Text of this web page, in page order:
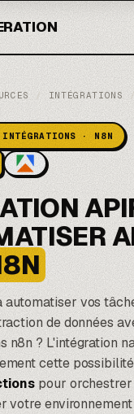
/ INTÉGRATIONS /
INTÉGRATIONS · N8N
automatiser vos
de données
n8n? L'intégration
cette
pour
votre environnement